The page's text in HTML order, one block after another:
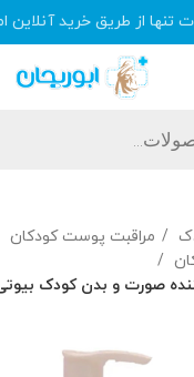
مراقبت پوست کودکان
صورت و بدن کودک بیوتی
تنها از طریق خرید آنلاین